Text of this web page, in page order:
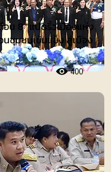
อน 8 “แปดริ้วเมืองแห่ง
นชุมชนเข้มแข็ง สู่เมือง
400